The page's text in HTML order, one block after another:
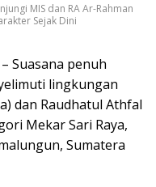
MIS dan RA Ar-Rahman
Sejak Dini
– Suasana penuh
lingkungan
dan Raudhatul Athfal
Mekar Sari Raya,
Sumatera